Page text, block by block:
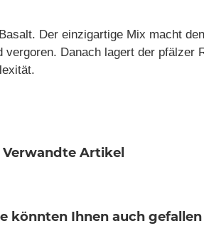
Der einzigartige Mix macht
Danach lagert der
Verwandte Artikel
könnten Ihnen auch gefallen